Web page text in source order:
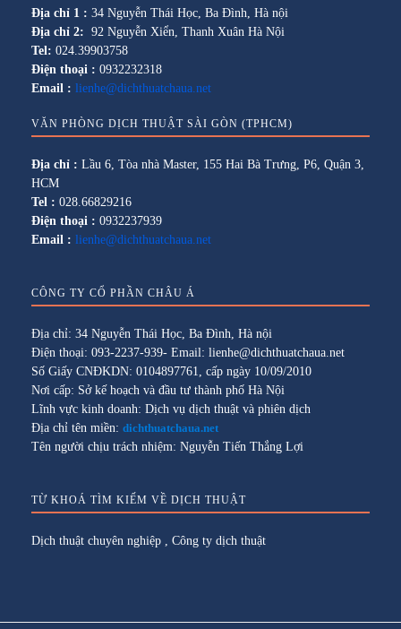
Địa chỉ 1 : 34 Nguyễn Thái Học, Ba Đình, Hà nội
Địa chỉ 2: 92 Nguyễn Xiển, Thanh Xuân Hà Nội
Tel: 024.39903758
Điện thoại : 0932232318
Email : lienhe@dichthuatchaua.net
VĂN PHÒNG DỊCH THUẬT SÀI GÒN (TPHCM)
Địa chỉ : Lầu 6, Tòa nhà Master, 155 Hai Bà Trưng, P6, Quận 3,
HCM
Tel : 028.66829216
Điện thoại : 0932237939
Email : lienhe@dichthuatchaua.net
CÔNG TY CỔ PHẦN CHÂU Á
Địa chỉ: 34 Nguyễn Thái Học, Ba Đình, Hà nội
Điện thoại: 093-2237-939- Email: lienhe@dichthuatchaua.net
Số Giấy CNĐKDN: 0104897761, cấp ngày 10/09/2010
Nơi cấp: Sở kế hoạch và đầu tư thành phố Hà Nội
Lĩnh vực kinh doanh: Dịch vụ dịch thuật và phiên dịch
Địa chỉ tên miền: dichthuatchaua.net
Tên người chịu trách nhiệm: Nguyễn Tiến Thắng Lợi
TỪ KHOÁ TÌM KIẾM VỀ DỊCH THUẬT
Dịch thuật chuyên nghiệp Công ty dịch thuật